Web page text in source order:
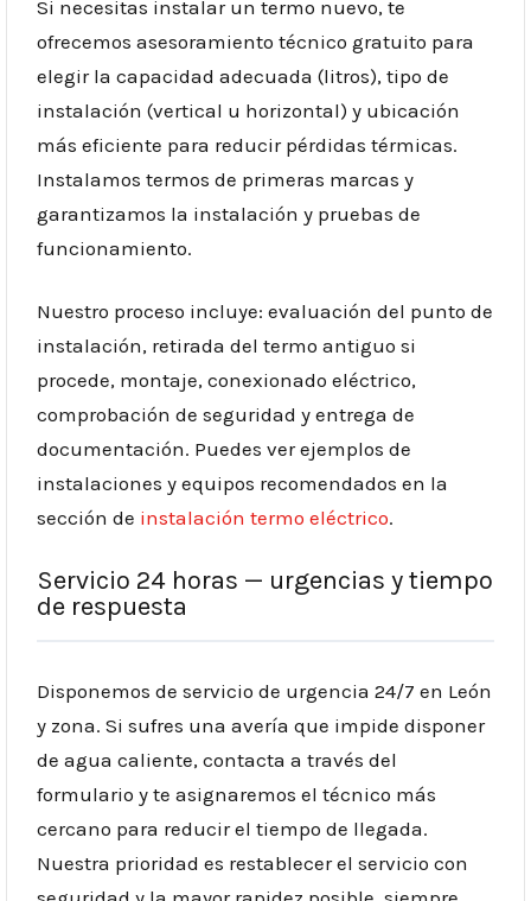
Si necesitas instalar un termo nuevo, te
ofrecemos asesoramiento técnico gratuito para
elegir la capacidad adecuada (litros), tipo de
instalación (vertical u horizontal) y ubicación
más eficiente para reducir pérdidas térmicas.
Instalamos termos de primeras marcas y
garantizamos la instalación y pruebas de
funcionamiento.
Nuestro proceso incluye: evaluación del punto de
instalación, retirada del termo antiguo si
procede, montaje, conexionado eléctrico,
comprobación de seguridad y entrega de
documentación. Puedes ver ejemplos de
instalaciones y equipos recomendados en la
sección de instalación termo eléctrico.
Servicio 24 horas — urgencias y tiempo
de respuesta
Disponemos de servicio de urgencia 24/7 en León
y zona. Si sufres una avería que impide disponer
de agua caliente, contacta a través del
formulario y te asignaremos el técnico más
cercano para reducir el tiempo de llegada.
Nuestra prioridad es restablecer el servicio con